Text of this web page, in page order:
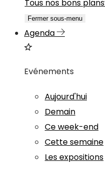
Tous nos bons plans
Fermer sous-menu
Agenda
Evénements
Aujourd'hui
Demain
Ce week-end
Cette semaine
Les expositions